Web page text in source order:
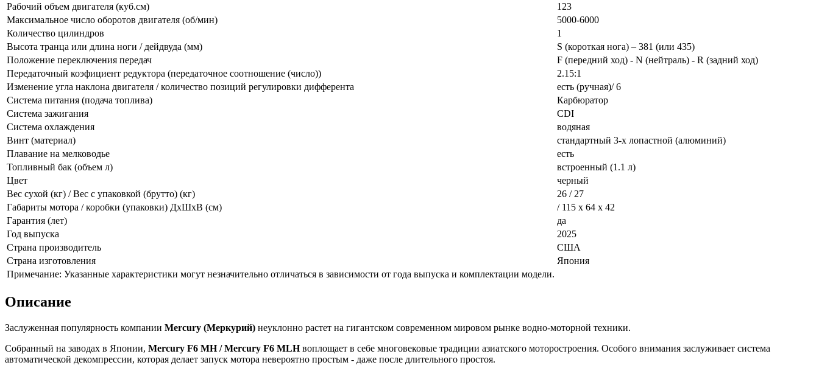
Рабочий объем двигателя (куб.см)
123
Максимальное число оборотов двигателя (об/мин)
5000-6000
Количество цилиндров
1
Высота транца или длина ноги / дейдвуда (мм)
S (короткая нога) – 381 (или 435)
Положение переключения передач
F (передний ход) - N (нейтраль) - R (задний ход)
Передаточный коэфициент редуктора (передаточное соотношение (число))
2.15:1
Изменение угла наклона двигателя / количество позиций регулировки дифферента
есть (ручная)/ 6
Система питания (подача топлива)
Карбюратор
Система зажигания
CDI
Система охлаждения
водяная
Винт (материал)
стандартный 3-х лопастной (алюминий)
Плавание на мелководье
есть
Топливный бак (объем л)
встроенный (1.1 л)
Цвет
черный
Вес сухой (кг) / Вес с упаковкой (брутто) (кг)
26 / 27
Габариты мотора / коробки (упаковки) ДхШхВ (cм)
/ 115 x 64 x 42
Гарантия (лет)
да
Год выпуска
2025
Страна производитель
США
Страна изготовления
Япония
Примечание: Указанные характеристики могут незначительно отличаться в зависимости от года выпуска и комплектации модели.
Описание
Заслуженная популярность компании Mercury (Меркурий) неуклонно растет на гигантском современном мировом рынке водно-моторной техники.
Собранный на заводах в Японии, Mercury F6 MH / Mercury F6 MLHвоплощает в себе многовековые традиции азиатского моторостроения. Особого внимания заслуживает система
автоматической декомпрессии, которая делает запуск мотора невероятно простым - даже после длительного простоя.